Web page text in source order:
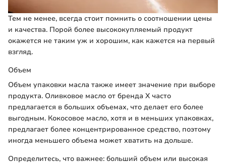
Тем не менее, всегда стоит помнить о соотношении цены
и качества. Порой более высококупляемый продукт
окажется не таким уж и хорошим, как кажется на первый
взгляд.
Объем
Объем упаковки масла также имеет значение при выборе
продукта. Оливковое масло от бренда X часто
предлагается в больших объемах, что делает его более
выгодным. Кокосовое масло, хотя и в меньших упаковках,
предлагает более концентрированное средство, поэтому
иногда меньшего объема может хватить на дольше.
Определитесь, что важнее: больший объем или высокая